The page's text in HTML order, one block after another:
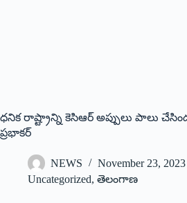
ధనిక రాష్ట్రాన్ని కెసిఆర్ అప్పులు పాలు
ప్రభాకర్
NEWS
November 23, 2023
Uncategorized, తెలంగాణ